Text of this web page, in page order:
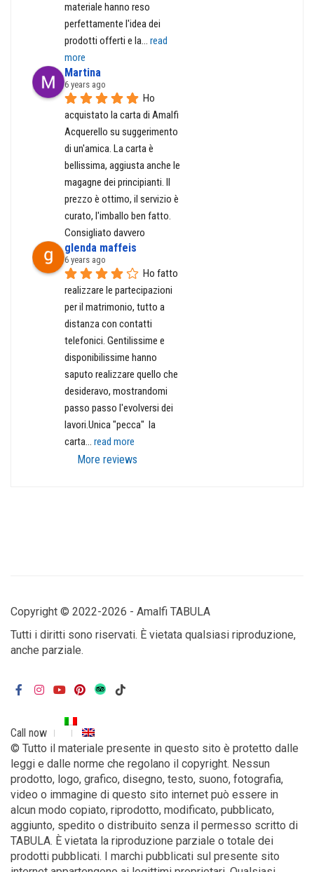
materiale hanno reso
perfettamente l'idea dei
prodotti offerti e la... read
more
Martina
6 years ago
Ho
acquistato la carta di Amalfi
Acquerello su suggerimento
di un'amica. La carta è
bellissima, aggiusta anche le
magagne dei principianti. Il
prezzo è ottimo, il servizio è
curato, l'imballo ben fatto.
Consigliato davvero
glenda maffeis
6 years ago
Ho fatto
realizzare le partecipazioni
per il matrimonio, tutto a
distanza con contatti
telefonici. Gentilissime e
disponibilissime hanno
saputo realizzare quello che
desideravo, mostrandomi
passo passo l'evolversi dei
lavori.Unica "pecca"  la
carta... read more
More reviews
Copyright © 2022-2026 - Amalfi TABULA
Tutti i diritti sono riservati. È vietata qualsiasi riproduzione,
anche parziale.
Call now
© Tutto il materiale presente in questo sito è protetto dalle
leggi e dalle norme che regolano il copyright. Nessun
prodotto, logo, grafico, disegno, testo, suono, fotografia,
video o immagine di questo sito internet può essere in
alcun modo copiato, riprodotto, modificato, pubblicato,
aggiunto, spedito o distribuito senza il permesso scritto di
TABULA. È vietata la riproduzione parziale o totale dei
prodotti pubblicati. I marchi pubblicati sul presente sito